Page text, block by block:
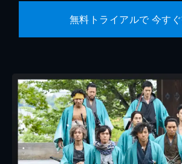
無料トライアルで 今す